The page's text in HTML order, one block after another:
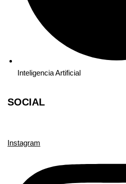
Inteligencia Artificial
SOCIAL
Instagram